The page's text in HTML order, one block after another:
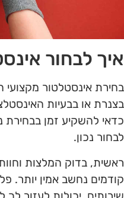
איך לבחור
בחירת אינסטלטור
בצנרת או בבעיות
כדאי להשקיע זמן בבחירת
לבחור נכון.
ראשית, בדוק המלצות
קודמים נחשב אמין יותר.